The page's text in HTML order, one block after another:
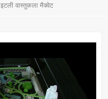
इटली वास्तुकला मैक्वेट